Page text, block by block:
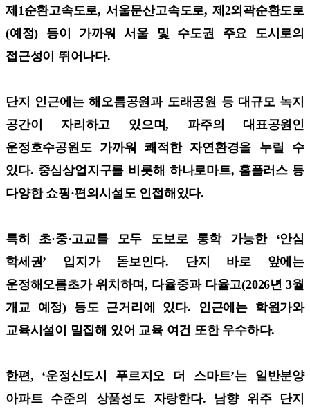
제1순환고속도로, 서울문산고속도로, 제2외곽순환도로
(예정) 등이 가까워 서울 및 수도권 주요 도시로의
접근성이 뛰어나다.
단지 인근에는 해오름공원과 도래공원 등 대규모 녹지
공간이 자리하고 있으며, 파주의 대표공원인
운정호수공원도 가까워 쾌적한 자연환경을 누릴 수
있다. 중심상업지구를 비롯해 하나로마트, 홈플러스 등
다양한 쇼핑·편의시설도 인접해있다.
특히 초·중·고교를 모두 도보로 통학 가능한 ‘안심
학세권’ 입지가 돋보인다. 단지 바로 앞에는
운정해오름초가 위치하며, 다율중과 다율고(2026년 3월
개교 예정) 등도 근거리에 있다. 인근에는 학원가와
교육시설이 밀집해 있어 교육 여건 또한 우수하다.
한편, ‘운정신도시 푸르지오 더 스마트’는 일반분양
아파트 수준의 상품성도 자랑한다. 남향 위주 단지